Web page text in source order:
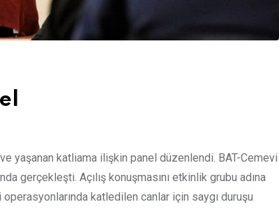
yaşanan katliama ilişkin panel düzenlendi. BAT-Cemevi
gerçekleşti. Açılış konuşmasını etkinlik grubu adına
operasyonlarında katledilen canlar için saygı duruşu